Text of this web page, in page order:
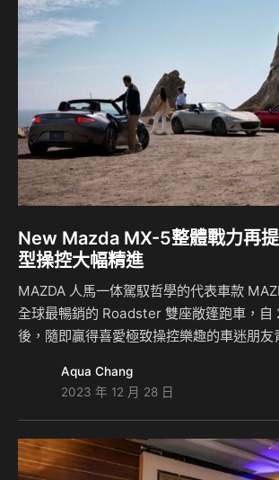
當具有可信度，雖然我們依舊可以在BMW
M3、M4以及最近的Z4 M40i都提供了手排
這似乎真的是最後的手排時光了，因為
New Mazda MX-5整體戰力再
型操控大幅精進
MAZDA 人馬一体駕馭哲學的代表車款
全球最暢銷的 Roadster 雙座敞篷跑車，自
後，隨即贏得喜愛極致操控樂趣的車迷朋
量成長近 5 成的歷史新高，顯現其出眾的駕
場肯定。作為品牌縱置後驅的經典車款，
趣的追求從未停止進化的腳步，台灣馬自
新改款 NEW MAZDA MX-5，除了於內外
統、安全科技再次提升外，也針對 MX-5
Aqua Chang
2023 年 12 月 28 日